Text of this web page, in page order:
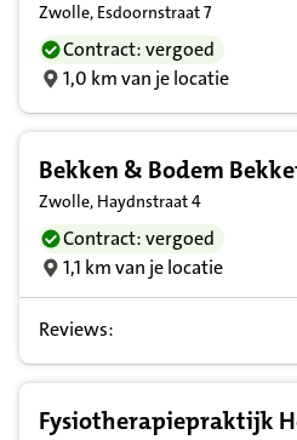
Zwolle, Esdoornstraat 7
Contract: vergoed
1,0 km van je locatie
Bekken & Bodem
Zwolle, Haydnstraat 4
Contract: vergoed
1,1 km van je locatie
Reviews:
Fysiotherapiepraktijk